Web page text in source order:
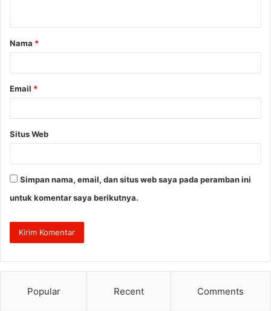
a
r
Nama *
Email *
Situs Web
Simpan nama, email, dan situs web saya pada peramban ini
untuk komentar saya berikutnya.
Popular Recent Comments